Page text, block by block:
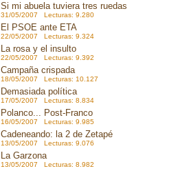
Si mi abuela tuviera tres ruedas
31/05/2007 Lecturas: 9.280
El PSOE ante ETA
22/05/2007 Lecturas: 9.324
La rosa y el insulto
22/05/2007 Lecturas: 9.392
Campaña crispada
18/05/2007 Lecturas: 10.127
Demasiada política
17/05/2007 Lecturas: 8.834
Polanco... Post-Franco
16/05/2007 Lecturas: 9.985
Cadeneando: la 2 de Zetapé
13/05/2007 Lecturas: 9.076
La Garzona
13/05/2007 Lecturas: 8.982